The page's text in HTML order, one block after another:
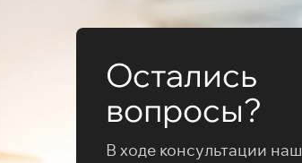
Остались
вопросы?
В ходе консультации наш